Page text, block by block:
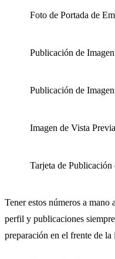
Foto de Portada de
Publicación de
Publicación de
Imagen de Vista
Tarjeta de Publicación
Tener estos números a mano
perfil y publicaciones
preparación en el frente de